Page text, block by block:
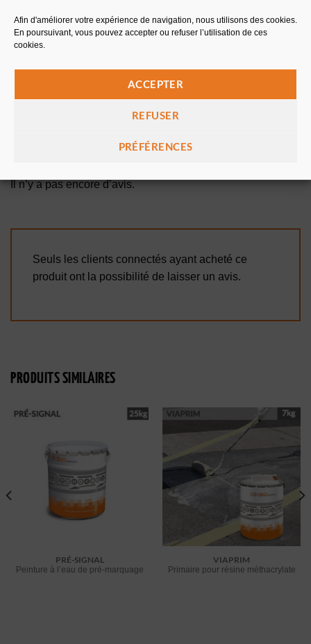
Afin d'améliorer votre expérience de navigation, nous utilisons des cookies.
En poursuivant, vous pouvez accepter ou refuser l’utilisation de ces
cookies.
ACCEPTER
REFUSER
PRÉFÉRENCES
Il n’y a pas encore d’avis.
Seuls les clients connectés ayant acheté ce
produit ont la possibilité de laisser un avis.
PRODUITS SIMILAIRES
PRÉ-SIGNAL
Peinture à l’eau de pré-marquage
VIAPRIM
Primaire pour résine méthacrylate